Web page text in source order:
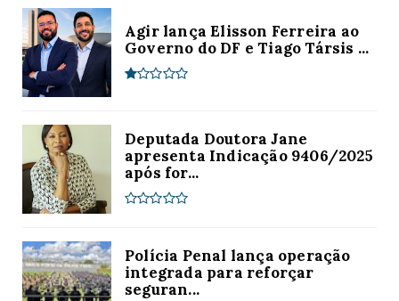
Agir lança Elisson Ferreira ao
Governo do DF e Tiago Társis ...
Deputada Doutora Jane
apresenta Indicação 9406/2025
após for...
Polícia Penal lança operação
integrada para reforçar
seguran...